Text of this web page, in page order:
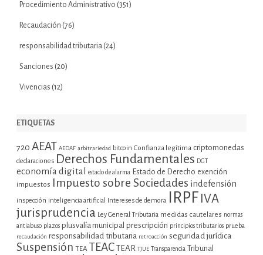
Procedimiento Administrativo (351)
Recaudación (76)
responsabilidad tributaria (24)
Sanciones (20)
Vivencias (12)
ETIQUETAS
720 AEAT AEDAF arbitrariedad bitcoin Confianza legítima criptomonedas
declaraciones Derechos Fundamentales DGT
economía digital estado de alarma Estado de Derecho exención
impuestos Impuesto sobre Sociedades indefensión
inspección inteligencia artificial Intereses de demora IRPF IVA
jurisprudencia Ley General Tributaria medidas cautelares normas
antiabuso plazos plusvalía municipal prescripción principios tributarios prueba
recaudación responsabilidad tributaria retroacción seguridad jurídica
Suspensión TEA TEAC TEAR TJUE Transparencia Tribunal